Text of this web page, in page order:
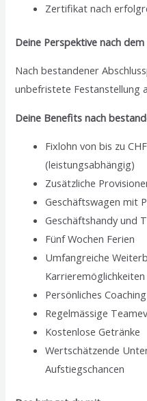
Zertifikat nach
Deine Perspektive nach
Nach bestandener
unbefristete Festanstellung
Deine Benefits nach
Fixlohn von bis zu
(leistungsabhängig)
Zusätzliche
Geschäftswagen mit
Geschäftshandy und
Fünf Wochen Ferien
Umfangreiche
Karrieremöglichkeiten
Persönliches
Regelmässige
Kostenlose Getränke
Wertschätzende
Aufstiegschancen